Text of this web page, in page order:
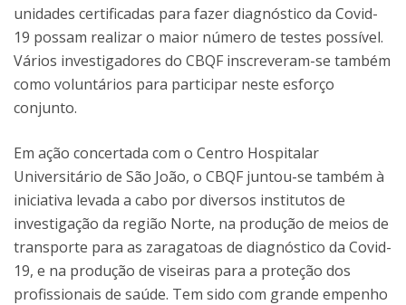
unidades certificadas para fazer diagnóstico da Covid-
19 possam realizar o maior número de testes possível.
Vários investigadores do CBQF inscreveram-se também
como voluntários para participar neste esforço
conjunto.
Em ação concertada com o Centro Hospitalar
Universitário de São João, o CBQF juntou-se também à
iniciativa levada a cabo por diversos institutos de
investigação da região Norte, na produção de meios de
transporte para as zaragatoas de diagnóstico da Covid-
19, e na produção de viseiras para a proteção dos
profissionais de saúde. Tem sido com grande empenho